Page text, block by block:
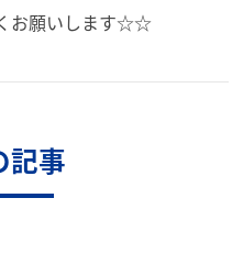
お願いします☆☆
記事